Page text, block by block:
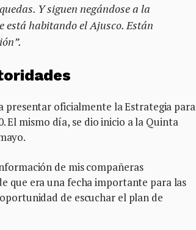
Y siguen negándose a la
está habitando el Ajusco. Están
presentar oficialmente la Estrategia para
El mismo día, se dio inicio a la Quinta
de mis compañeras
que era una fecha importante para las
de escuchar el plan de